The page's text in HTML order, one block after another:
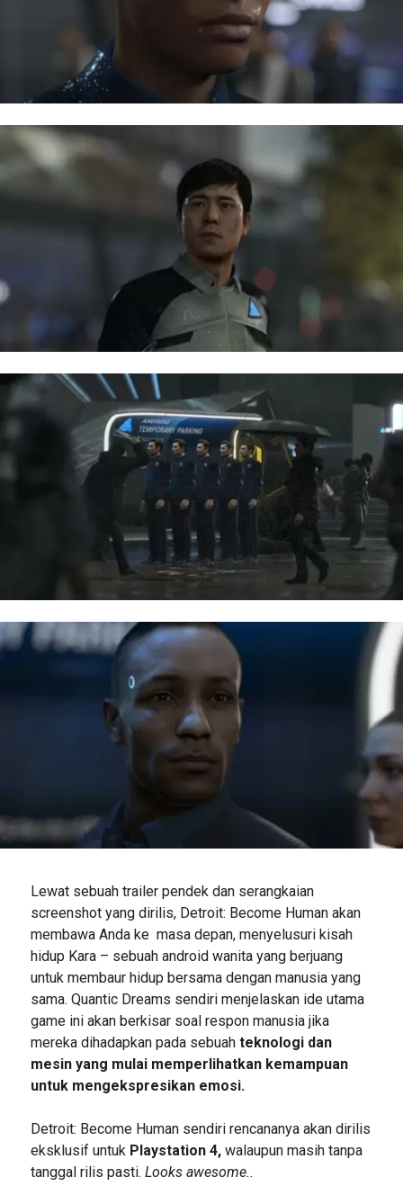
Lewat sebuah trailer pendek dan serangkaian
screenshot yang dirilis, Detroit: Become Human akan
membawa Anda ke masa depan, menyelusuri kisah
hidup Kara – sebuah android wanita yang berjuang
untuk membaur hidup bersama dengan manusia yang
sama. Quantic Dreams sendiri menjelaskan ide utama
game ini akan berkisar soal respon manusia jika
mereka dihadapkan pada sebuahteknologi dan
mesin yang mulai memperlihatkan kemampuan
untuk mengekspresikan emosi.
Detroit: Become Human sendiri rencananya akan dirilis
eksklusif untuk Playstation 4,walaupun masih tanpa
tanggal rilis pasti. Looks awesome..